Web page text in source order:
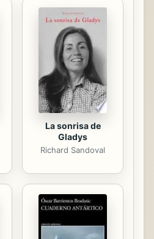
believe, and we concur,
work is important enough to
reproduced, and made
available to the public. To
quality reading experience,
has been proofread and...
La sonrisa de
Gladys
Richard Sandoval